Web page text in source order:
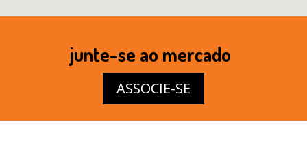
junte-se ao mercado
ASSOCIE-SE